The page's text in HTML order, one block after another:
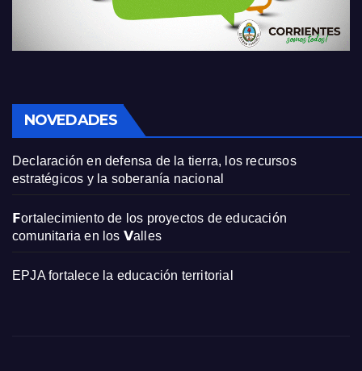
NOVEDADES
Declaración en defensa de la tierra, los recursos
estratégicos y la soberanía nacional
𝗙ortalecimiento de los proyectos de educación
comunitaria en los 𝗩alles
EPJA fortalece la educación territorial